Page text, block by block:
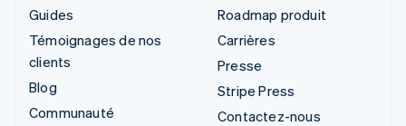
Guides
Témoignages de nos
clients
Blog
Communauté
Roadmap produit
Carrières
Presse
Stripe Press
Contactez-nous